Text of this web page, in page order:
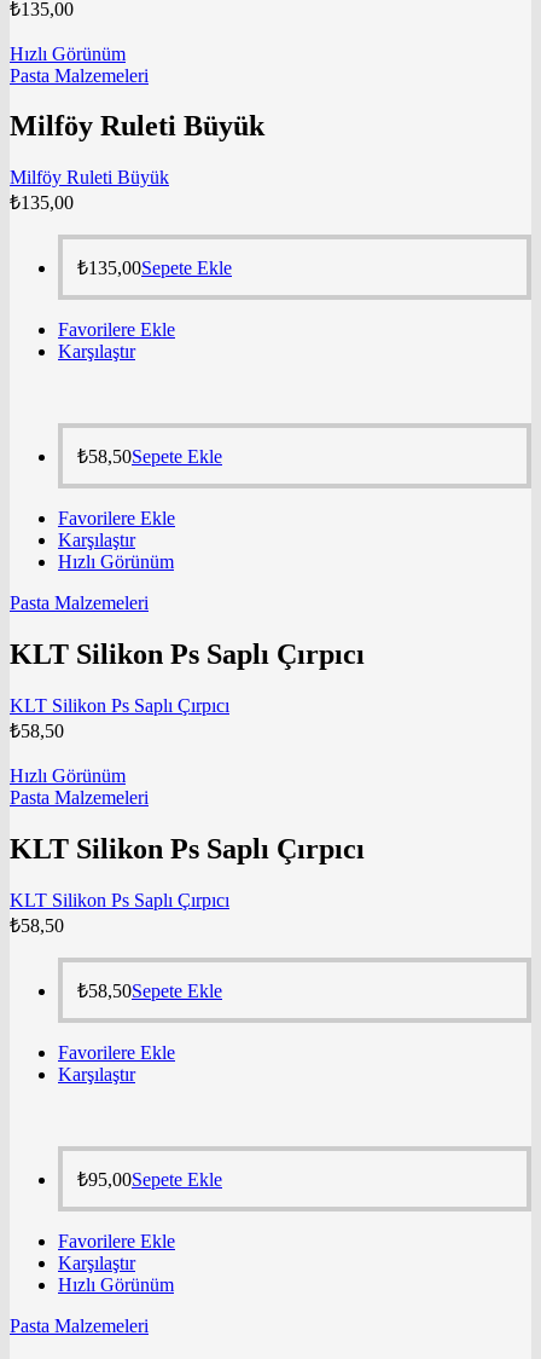
₺135,00
Hızlı Görünüm
Pasta Malzemeleri
Milföy Ruleti Büyük
Milföy Ruleti Büyük
₺135,00
₺135,00Sepete Ekle
Favorilere Ekle
Karşılaştır
₺58,50Sepete Ekle
Favorilere Ekle
Karşılaştır
Hızlı Görünüm
Pasta Malzemeleri
KLT Silikon Ps Saplı Çırpıcı
KLT Silikon Ps Saplı Çırpıcı
₺58,50
Hızlı Görünüm
Pasta Malzemeleri
KLT Silikon Ps Saplı Çırpıcı
KLT Silikon Ps Saplı Çırpıcı
₺58,50
₺58,50Sepete Ekle
Favorilere Ekle
Karşılaştır
₺95,00Sepete Ekle
Favorilere Ekle
Karşılaştır
Hızlı Görünüm
Pasta Malzemeleri